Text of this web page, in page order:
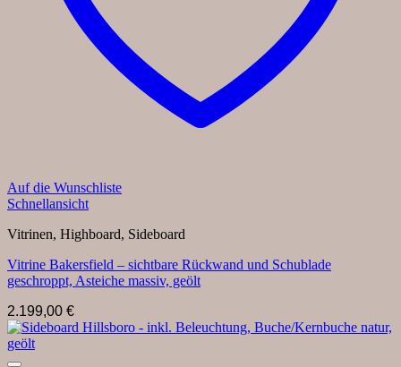
Auf die Wunschliste
Schnellansicht
Vitrinen, Highboard, Sideboard
Vitrine Bakersfield – sichtbare Rückwand und Schublade
geschroppt, Asteiche massiv, geölt
2.199,00 €